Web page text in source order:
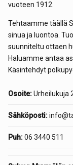
vuoteen 1912.
Tehtaamme täällä
sinua ja luontoa.
suunniteltu ottaen
Haluamme antaa
Käsintehdyt
Osoite:Urheilukuja
Sähköposti:
Puh:06 3440 511